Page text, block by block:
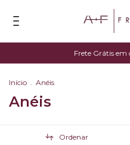
em compras a partir de R$ 399
Início . Anéis
Anéis
Ordenar